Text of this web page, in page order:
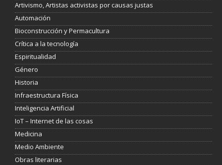
Artivismo, Artistas activistas por causas justas
Automación
Bioconstrucción y Permacultura
Crítica a la tecnología
Espiritualidad
Género
Historia
Infraestructura Física
Inteligencia Artificial
IoT – Internet de las cosas
Medicina
Medio Ambiente
Obras literarias